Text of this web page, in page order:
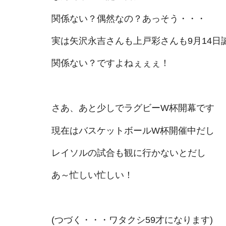
関係ない？偶然なの？あっそう・・・
実は矢沢永吉さんも上戸彩さんも9月14日
関係ない？ですよねぇぇぇ！
さあ、あと少しでラグビーW杯開幕です
現在はバスケットボールW杯開催中だし
レイソルの試合も観に行かないとだし
あ～忙しい忙しい！
(つづく・・・ワタクシ59才になります)